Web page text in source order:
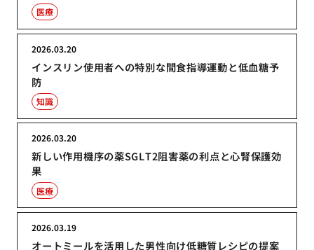
医療
インスリン使用者への特別な間食指導運動と低血糖予
防
2026.03.20
知識
新しい作用機序の薬SGLT2阻害薬の利点と心腎保護効
果
2026.03.20
医療
オートミールを活用した男性向け低糖質レシピの提案
2026.03.19